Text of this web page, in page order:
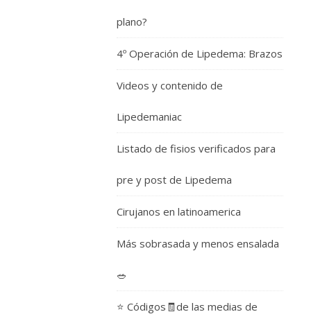
plano?
4º Operación de Lipedema: Brazos
Videos y contenido de
Lipedemaniac
Listado de fisios verificados para
pre y post de Lipedema
Cirujanos en latinoamerica
Más sobrasada y menos ensalada
🥗
⭐️ Códigos🧾de las medias de